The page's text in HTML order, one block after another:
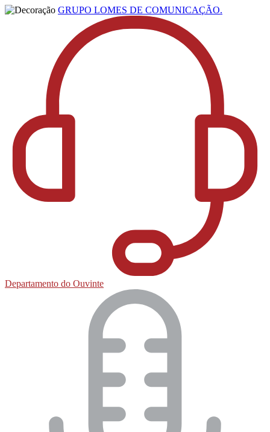
GRUPO LOMES DE COMUNICAÇÃO.
Departamento do Ouvinte